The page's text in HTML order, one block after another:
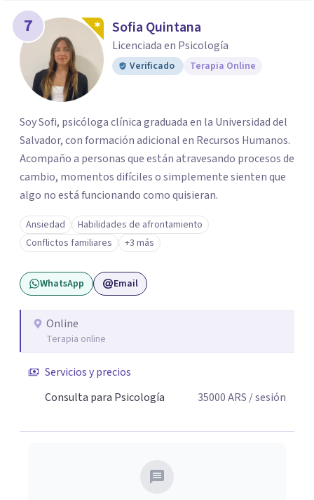
7 Sofia Quintana
Licenciada en Psicología
Verificado Terapia Online
Soy Sofi, psicóloga clínica graduada en la Universidad del
Salvador, con formación adicional en Recursos Humanos.
Acompaño a personas que están atravesando procesos de
cambio, momentos difíciles o simplemente sienten que
algo no está funcionando como quisieran.
Ansiedad
Habilidades de afrontamiento
Conflictos familiares
+3 más
WhatsApp Email
Online
Terapia online
Servicios y precios
Consulta para Psicología
35000ARS / sesión